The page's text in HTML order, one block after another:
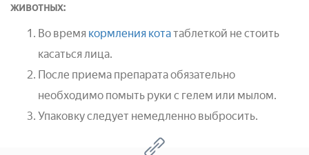
животных:
Во время кормления котатаблеткой не стоить
касаться лица.
После приема препарата обязательно
необходимо помыть руки с гелем или мылом.
Упаковку следует немедленно выбросить.